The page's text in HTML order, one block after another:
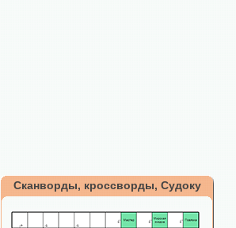
Сканворды, кроссворды, Судоку